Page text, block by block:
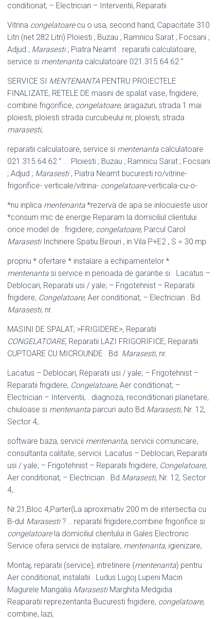
conditionat; – Electrician – Interventii, Reparatii
Vitrina congelatoarecu o usa, second hand, Capacitate 310
Litri (net 282 Litri) Ploiesti ; Buzau ; Ramnicu Sarat ; Focsani ;
Adjud ; Marasesti; Piatra Neamt . reparatii calculatoare,
service si mentenanta calculatoare 021.315.64.62 ” .
SERVICE SI MENTENANTA PENTRU PROIECTELE
FINALIZATE, RETELE DE masini de spalat vase, frigidere,
combine frigorifice, congelatoare, aragazuri, strada 1 mai
ploiesti, ploiesti strada curcubeului nr, ploiesti, strada
marasesti,
reparatii calculatoare, service si mentenanta calculatoare
021.315.64.62 ” . . Ploiesti ; Buzau ; Ramnicu Sarat ; Focsani
; Adjud ; Marasesti; Piatra Neamt bucuresti.ro/vitrine-
frigorifice- verticale/vitrina- congelatoare-verticala-cu-o-
*nu inplica mentenanta *rezerva de apa se inlocuieste usor
*consum mic de energie Reparam la domiciliul clientului
orice model de : frigidere, congelatoare, Parcul Carol
MarasestiInchiriere Spatiu Birouri , in Vila P+E2 , S = 30 mp
propriu * ofertare * instalare a echipamentelor *
mentenanta si service in perioada de garantie si . Lacatus –
Deblocari, Reparatii usi / yale; – Frigotehnist – Reparatii
frigidere, Congelatoare, Aer conditionat; – Electrician . Bd.
Marasesti, nr.
MASINI DE SPALAT; >FRIGIDERE>, Reparatii
CONGELATOARE, Reparatii LAZI FRIGORIFICE, Reparatii
CUPTOARE CU MICROUNDE . Bd. Marasesti, nr.
Lacatus – Deblocari, Reparatii usi / yale; – Frigotehnist –
Reparatii frigidere, Congelatoare, Aer conditionat; –
Electrician – Interventii, . diagnoza, reconditionari planetare,
chiuloase si mentenanta parcuri auto Bd.Marasesti, Nr. 12,
Sector 4,.
software baza, servicii mentenanta, servicii comunicare,
consultanta calitate, servicii. Lacatus – Deblocari, Reparatii
usi / yale; – Frigotehnist – Reparatii frigidere, Congelatoare,
Aer conditionat; – Electrician . Bd.Marasesti, Nr. 12, Sector
4,.
Nr.21,Bloc 4,Parter(La aproximativ 200 m de intersectia cu
B-dul Marasesti? .. reparatii frigidere,combine frigorifice si
congelatoarela domiciliul clientului in Gales Electronic
Service ofera servicii de instalare, mentenanta, igienizare,
Montaj, reparatii (service), intretinere (mentenanta) pentru
Aer conditionat, instalatii . Ludus Lugoj Lupeni Macin
Magurele Mangalia MarasestiMarghita Medgidia .
Reaparatii reprezentanta Bucuresti frigidere, congelatoare,
combine, lazi,